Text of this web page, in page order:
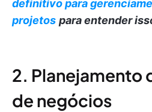
definitivo para
projetos para entender
2. Planejamento
de negócios